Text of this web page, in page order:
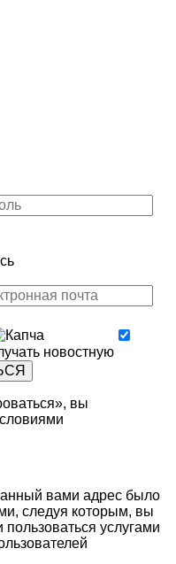
новостную
вы
вами адрес было
следуя которым, вы
услугами